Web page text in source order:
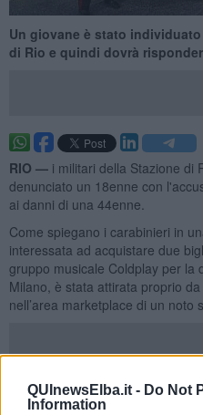
QUInewsElba.it - Do Not
Information
Un giovane è stato
di Rio e quindi dovrà
RIO — i militari della Stazione di
denunciato un 18enne con
ai danni di una 44enne.
Come spiegano i carabinieri in
interessata ad acquistare due
gruppo musicale Coldplay per la
Milano, è stata attirata proprio
nell’area marketplace di un noto
Dopo uno scambio di messaggi
inviato alla vittima una foto dei